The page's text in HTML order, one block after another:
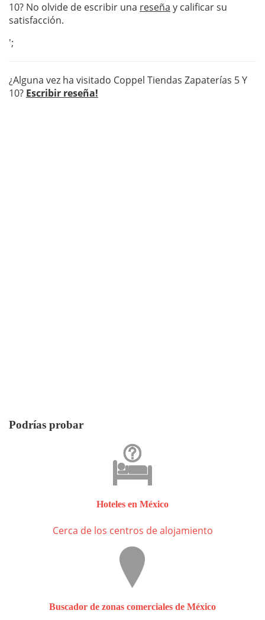
10? No olvide de escribir una reseña y calificar su
satisfacción.
';
¿Alguna vez ha visitado Coppel Tiendas Zapaterías 5 Y
10? Escribir reseña!
Podrías probar
Hoteles en México
Cerca de los centros de alojamiento
Buscador de zonas comerciales de México